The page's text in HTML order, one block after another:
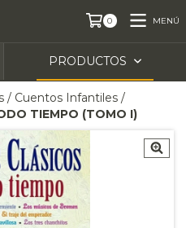
0 MENÚ
PRODUCTOS
/ Cuentos Infantiles /
TIEMPO (TOMO I)